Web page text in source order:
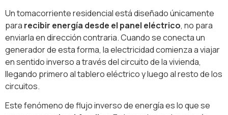
Un tomacorriente residencial está diseñado únicamente
para recibir energía desde el panel eléctrico, no para
enviarla en dirección contraria. Cuando se conecta un
generador de esta forma, la electricidad comienza a viajar
en sentido inverso a través del circuito de la vivienda,
llegando primero al tablero eléctrico y luego al resto de los
circuitos.
Este fenómeno de flujo inverso de energía es lo que se